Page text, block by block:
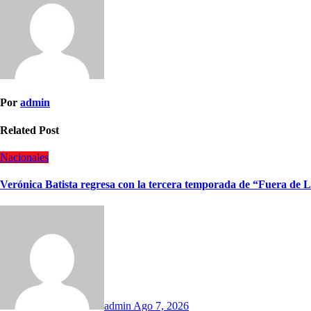
Por admin
Related Post
Nacionales
Verónica Batista regresa con la tercera temporada de “Fuera de
admin Ago 7, 2026